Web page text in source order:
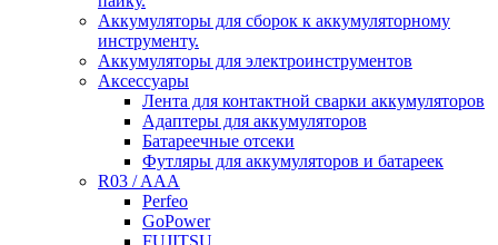
Аккумуляторы для сборок к аккумуляторному
инструменту.
Аккумуляторы для электроинструментов
Аксессуары
Лента для контактной сварки аккумуляторов
Адаптеры для аккумуляторов
Батареечные отсеки
Футляры для аккумуляторов и батареек
R03 / AAA
Perfeo
GoPower
FUJITSU